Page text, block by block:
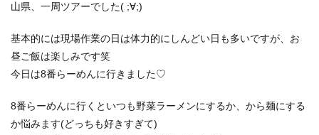
山県、一周ツアーでした( ;∀;)
基本的には現場作業の日は体力的にしんどい日も多いですが、お
昼ご飯は楽しみです笑
今日は8番らーめんに行きました♡
8番らーめんに行くといつも野菜ラーメンにするか、から麺にする
か悩みます(どっちも好きすぎて)